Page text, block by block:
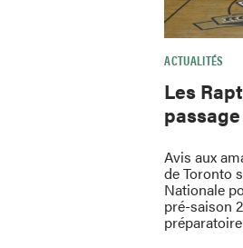
ACTUALITÉS
Les
Avis aux
de Toronto
Nationale
pré-saison